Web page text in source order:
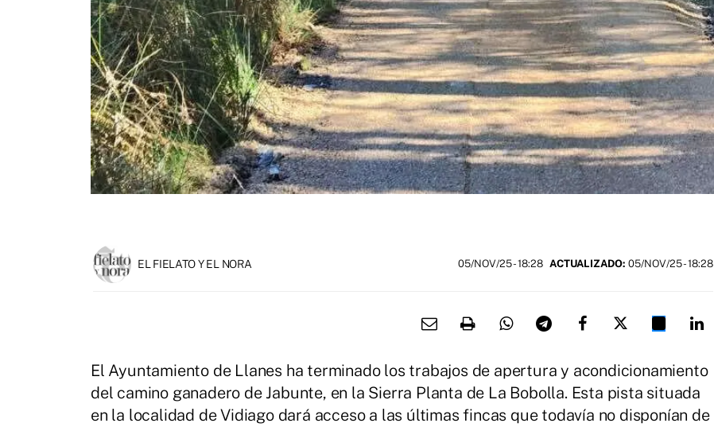
EL FIELATO Y EL NORA 05/NOV/25- 18:28 ACTUALIZADO: 05/NOV/25 - 18:28
El Ayuntamiento de Llanes ha terminado los trabajos de apertura y acondicionamiento
del camino ganadero de Jabunte, en la Sierra Planta de La Bobolla. Esta pista situada
en la localidad de Vidiago dará acceso a las últimas fincas que todavía no disponían de